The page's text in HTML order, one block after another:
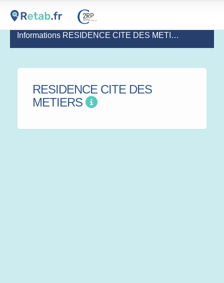
Informations RESIDENCE CITE DES METIERS
RESIDENCE CITE DES
METIERS